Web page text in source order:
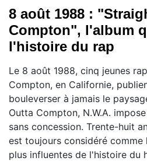
8 août 1988 :
Compton", l'album
l'histoire du rap
Le 8 août 1988, cinq jeunes
Compton, en Californie,
bouleverser à jamais le
Outta Compton, N.W.A.
sans concession. Trente-huit
est toujours considéré
plus influentes de l'histoire du